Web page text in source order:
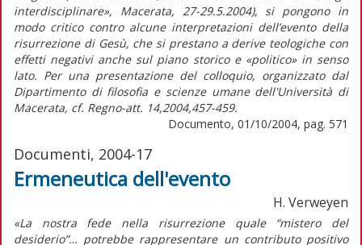
interdisciplinare», Macerata, 27-29.5.2004), si pongono in
modo critico contro alcune interpretazioni dell’evento della
risurrezione di Gesù, che si prestano a derive teologiche con
effetti negativi anche sul piano storico e «politico» in senso
lato. Per una presentazione del colloquio, organizzato dal
Dipartimento di filosofia e scienze umane dell'Università di
Macerata, cf. Regno-att. 14,2004,457-459.
Documento, 01/10/2004, pag. 571
Documenti, 2004-17
Ermeneutica dell'evento
H. Verweyen
«La nostra fede nella risurrezione quale “mistero del
desiderio”… potrebbe rappresentare un contributo positivo